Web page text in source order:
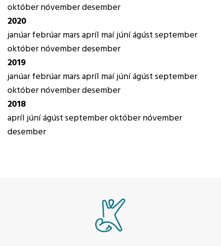
októbernóvemberdesember
2020
janúarfebrúarmarsapríl maíjúníágústseptember
októbernóvemberdesember
2019
janúarfebrúarmarsapríl maíjúníágústseptember
októbernóvemberdesember
2018
apríljúníágústseptemberoktóbernóvember
desember